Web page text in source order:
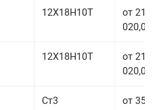
12Х18Н10Т
от 211
020,00
12Х18Н10Т
от 211
020,00
Ст3
от 35